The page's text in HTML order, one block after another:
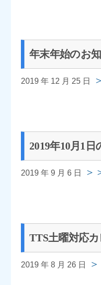
年末年始のお
2019 年 12 月 25 日
2019年10月1
2019 年 9 月 6 日 ＞
TTS土曜対応
2019 年 8 月 26 日